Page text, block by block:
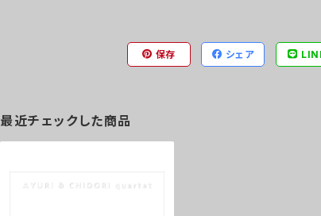
保存 シェア
最近チェックした商品